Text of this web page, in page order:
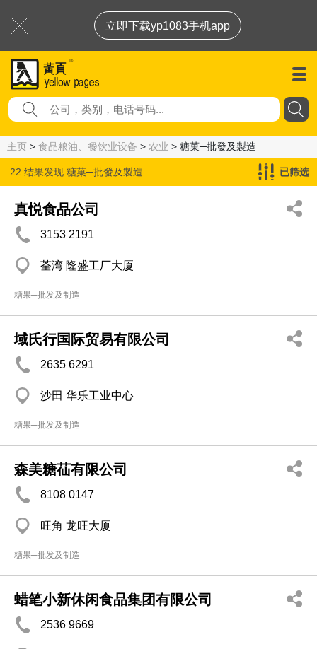
立即下载yp1083手机app
主页 > 食品粮油、餐饮业设备 > 农业 > 糖菓─批發及製造
22 结果发现 糖菓─批發及製造 已筛选
真悦食品公司
3153 2191
荃湾 隆盛工厂大厦
糖果─批发及制造
域氏行国际贸易有限公司
2635 6291
沙田 华乐工业中心
糖果─批发及制造
森美糖苮有限公司
8108 0147
旺角 龙旺大厦
糖果─批发及制造
蜡笔小新休闲食品集团有限公司
2536 9669